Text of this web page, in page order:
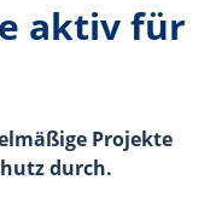
aktiv für
Projekte
durch.